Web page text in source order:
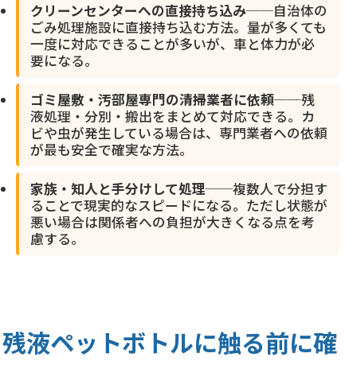
クリーンセンターへの直接持ち込み──自治体の
ごみ処理施設に直接持ち込む方法。量が多くても
一度に対応できることが多いが、車と体力が必
要になる。
ゴミ屋敷・汚部屋専門の清掃業者に依頼──残
液処理・分別・搬出をまとめて対応できる。カ
ビや虫が発生している場合は、専門業者への依頼
が最も安全で確実な方法。
家族・知人と手分けして処理──複数人で分担す
ることで現実的なスピードになる。ただし状態が
悪い場合は関係者への負担が大きくなる点を考
慮する。
残液ペットボトルに触る前に確